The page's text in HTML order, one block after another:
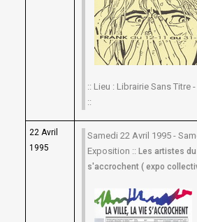
:: Lieu : Librairie Sans Titre
::
22 Avril
1995
Samedi 22 Avril 1995 -
Exposition :: Les artistes
s'accrochent ( expo